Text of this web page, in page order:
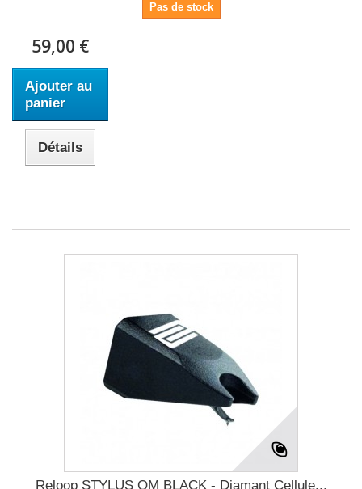
Pas de stock
59,00 €
Ajouter au
panier
Détails
Reloop STYLUS OM BLACK - Diamant Cellule...